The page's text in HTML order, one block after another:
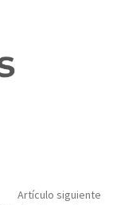
Artículo siguiente